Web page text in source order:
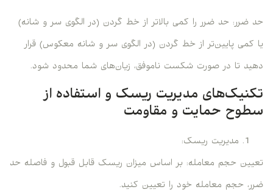
حد ضرر: حد ضرر را کمی بالاتر از خط گردن (در الگوی سر و شانه)
یا کمی پایین‌تر از خط گردن (در الگوی سر و شانه معکوس) قرار
دهید تا در صورت شکست ناموفق، زیان‌های شما محدود شود.
تکنیک‌های مدیریت ریسک و استفاده از
سطوح حمایت و مقاومت
مدیریت ریسک:
تعیین حجم معامله: بر اساس میزان ریسک قابل قبول و فاصله حد
ضرر، حجم معامله خود را تعیین کنید.